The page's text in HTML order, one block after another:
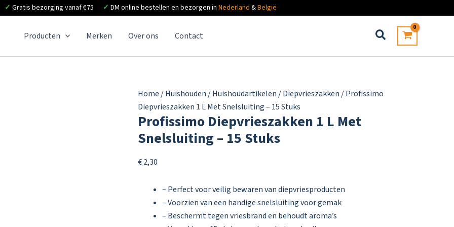
✓ Gratis bezorging vanaf €75 ✓ DM online bestellen en bezorgen in Nederland &België
Producten Merken Over ons Contact
Home /Huishouden /Huishoudartikelen /Diepvrieszakken / Profissimo
Diepvrieszakken 1 L Met Snelsluiting – 15 Stuks
Profissimo Diepvrieszakken 1 L Met
Snelsluiting – 15 Stuks
€2,30
– Perfect voor veilig bewaren van diepvriesproducten
– Voorzien van een handige snelsluiting voor gemak
– Beschermt tegen vriesbrand en behoudt aroma’s